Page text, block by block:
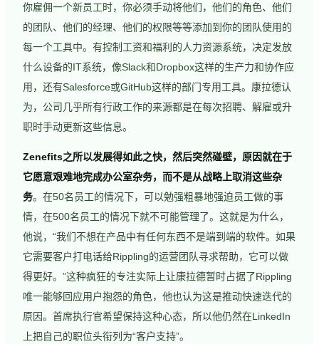
你雇佣一个新员工时，你必须手动将他们，他们的角色、他们
的团队、他们的经理、他们的权限等等添加到你的团队使用的
每一个工具中。有控制工资和福利的人力资源系统，决定发放
什么设备的IT系统，像Slack和Dropbox这样的生产力和协作应
用，还有Salesforce或GitHub这样的部门专用工具。康拉德认
为，公司几乎所有行政工作的来源都是在每次招聘、解雇或升
职时手动更新这些信息。
Zenefits之所以发展得如此之快，然后突然碰壁，原因就在于
它愿意艰难地完成办公室杂务，而不是从战略上取消这些杂
务。在50名员工的情况下，可以勉强粗暴地强迫员工做的事
情，在500名员工的情况下就不可能管理了。这就是为什么，
他说，“我们不想在产品中有任何东西不是端到端的软件。如果
它需要客户打电话给Rippling的运营团队寻求帮助，它可以做
得更好。”这种疯狂的专注实际上让康拉德暂时占据了Rippling
唯一能够回应用户抱怨的角色，他也认为这是推动快速迭代的
原因。首席执行官希望保持这种心态，所以他仍然在LinkedIn
上把自己的职位头衔列为“客户支持”。